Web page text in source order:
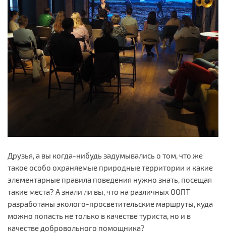
Друзья, а вы когда-нибудь задумывались о том, что же
такое особо охраняемые природные территории и какие
элементарные правила поведения нужно знать, посещая
такие места? А знали ли вы, что на различных ООПТ
разработаны эколого-просветительские маршруты, куда
можно попасть не только в качестве туриста, но и в
качестве добровольного помощника?